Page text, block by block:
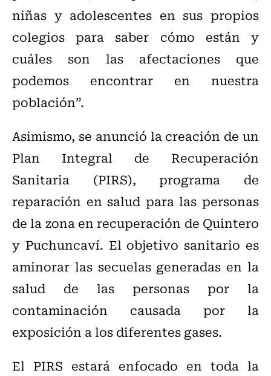
niñas y adolescentes en sus propios
colegios para saber cómo están y
cuáles son las afectaciones que
podemos encontrar en nuestra
población”.
Asimismo, se anunció la creación de un
Plan Integral de Recuperación
Sanitaria (PIRS), programa de
reparación en salud para las personas
de la zona en recuperación de Quintero
y Puchuncaví. El objetivo sanitario es
aminorar las secuelas generadas en la
salud de las personas por la
contaminación causada por la
exposición a los diferentes gases.
El PIRS estará enfocado en toda la